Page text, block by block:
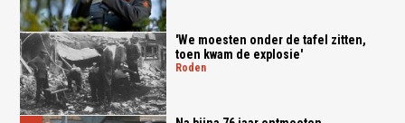
'We moesten onder de tafel zitten,
toen kwam de explosie'
roden